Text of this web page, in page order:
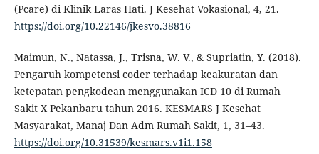
(Pcare) di Klinik Laras Hati. J Kesehat Vokasional, 4, 21.
https://doi.org/10.22146/jkesvo.38816
Maimun, N., Natassa, J., Trisna, W. V., & Supriatin, Y. (2018).
Pengaruh kompetensi coder terhadap keakuratan dan
ketepatan pengkodean menggunakan ICD 10 di Rumah
Sakit X Pekanbaru tahun 2016. KESMARS J Kesehat
Masyarakat, Manaj Dan Adm Rumah Sakit, 1, 31–43.
https://doi.org/10.31539/kesmars.v1i1.158